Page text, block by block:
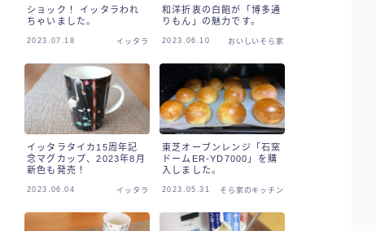
ショック！ イッタラわれ
ちゃいました。
2023.07.18 イッタラ
和洋折衷の白餡が「博多通
りもん」の魅力です。
2023.06.10 おいしいそら家
イッタラタイカ15周年記
念マグカップ、2023年8月
新色も発売！
2023.06.04 イッタラ
東芝オーブンレンジ「石窯
ドームER-YD7000」を購
入しました。
2023.05.31 そら家のキッチン